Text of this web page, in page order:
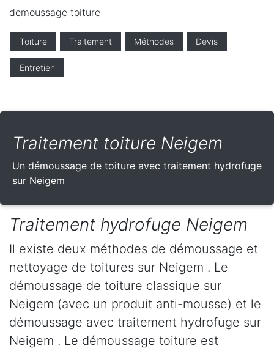
demoussage toiture
Toiture Traitement Méthodes Devis
Entretien
Traitement toiture Neigem
Un démoussage de toiture avec traitement hydrofuge
sur Neigem
Traitement hydrofuge Neigem
Il existe deux méthodes de démoussage et
nettoyage de toitures sur Neigem . Le
démoussage de toiture classique sur
Neigem (avec un produit anti-mousse) et le
démoussage avec traitement hydrofuge sur
Neigem . Le démoussage toiture est